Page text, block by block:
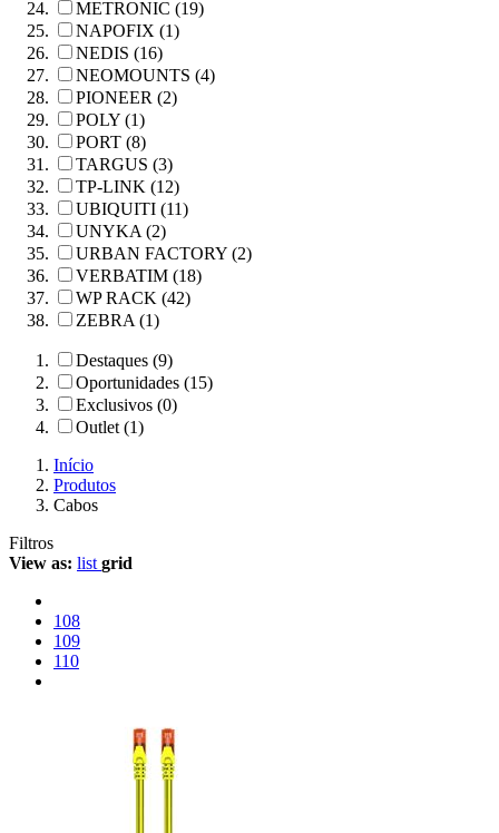
METRONIC (19)
NAPOFIX (1)
NEDIS (16)
NEOMOUNTS (4)
PIONEER (2)
POLY (1)
PORT (8)
TARGUS (3)
TP-LINK (12)
UBIQUITI (11)
UNYKA (2)
URBAN FACTORY (2)
VERBATIM (18)
WP RACK (42)
ZEBRA (1)
Destaques (9)
Oportunidades (15)
Exclusivos (0)
Outlet (1)
Início
Produtos
Cabos
Filtros
View as: list grid
108
109
110